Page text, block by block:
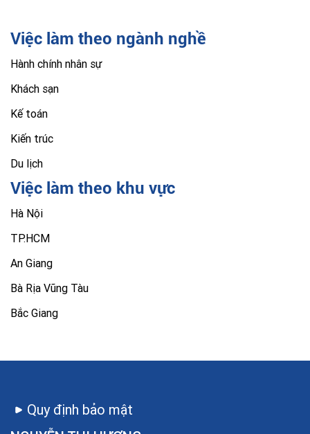
Việc làm theo ngành nghề
Hành chính nhân sự
Khách sạn
Kế toán
Kiến trúc
Du lịch
Việc làm theo khu vực
Hà Nội
TP.HCM
An Giang
Bà Rịa Vũng Tàu
Bắc Giang
Quy định bảo mật